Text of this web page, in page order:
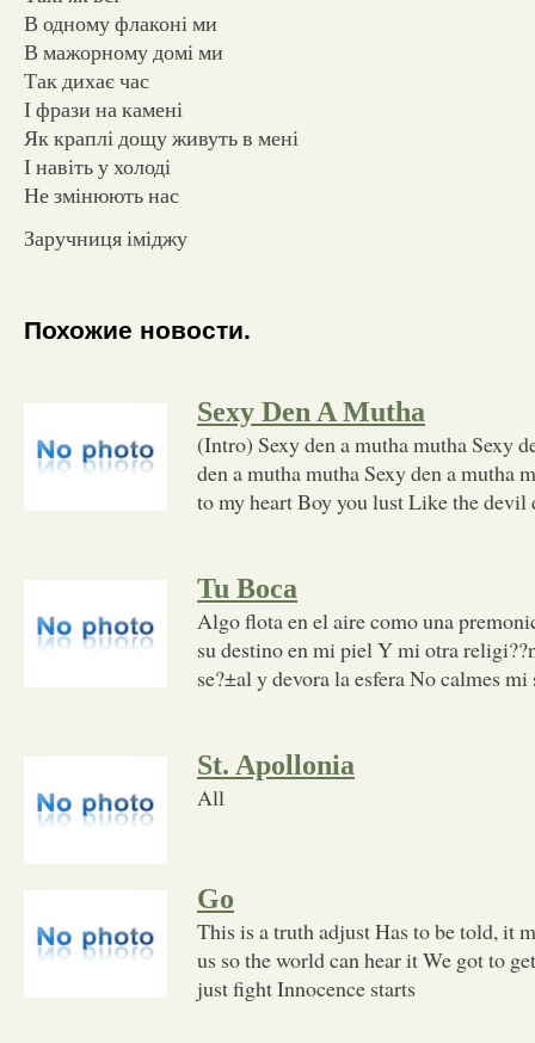
В одному флаконі ми
В мажорному домі ми
Так дихає час
І фрази на камені
Як краплі дощу живуть в мені
І навіть у холоді
Не змінюють нас
Заручниця іміджу
Похожие новости.
Sexy Den A Mutha
(Intro) Sexy den a mutha mutha Sexy
den a mutha mutha Sexy den a mutha
to my heart Boy you lust Like the
Tu Boca
Algo flota en el aire como una
su destino en mi piel Y mi otra
se?±al y devora la esfera No calmes mi
St. Apollonia
All
Go
This is a truth adjust Has to be told, it
us so the world can hear it We got to
just fight Innocence starts